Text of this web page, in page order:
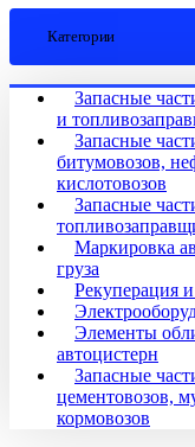
Категории
Запасные
и
Запасные
битумовозов,
кислотовозов
Запасные
Маркировка
груза
Рекуперация
Элементы
автоцистерн
Запасные
цементовозов,
кормовозов